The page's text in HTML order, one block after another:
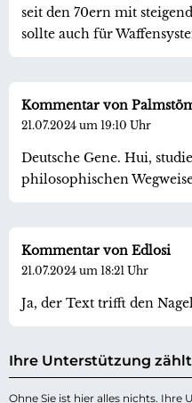
seit den 70ern mit
sollte auch für
Kommentar von
21.07.2024 um 19:10 Uhr
Deutsche Gene. Hui,
philosophischen
Kommentar von Edlosi
21.07.2024 um 18:21 Uhr
Ja, der Text trifft den
Ihre Unterstützung zählt
Ohne Sie ist hier alles nichts. Ihre